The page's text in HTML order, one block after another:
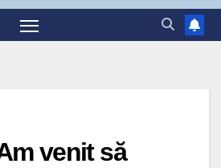
venit să